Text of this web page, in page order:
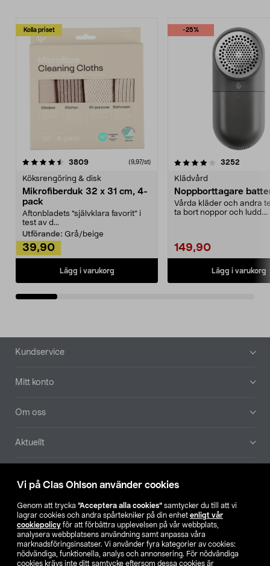
Vi på Clas Ohlson använder cookies
Genom att trycka ”Acceptera alla cookies” samtycker du till att vi
lagrar cookies och andra spårtekniker på din enhet enligt vår
cookiepolicy för att förbättra upplevelsen på vår webbplats,
analysera webbplatsens användning samt anpassa våra
marknadsföringsinsatser. Vi använder fyra kategorier av cookies:
nödvändiga, funktionella, analys och annonsering. För nödvändiga
cookies krävs inte ditt samtycke eftersom dessa cookies är
Kolla priset
3809recensioner (9,97/st)
Köksrengöring & disk
Mikrofiberduk 32 x 31 cm, 4-
pack
Aftonbladets "självklara favorit” i
test av d...
Utförande: Grå/beige
39,90
Lägg i varukorg
-25%
4.0av 5 stjärnor 3252
Klädvård
Noppborttagare
Vårda kläder och andra
ta bort noppor och ludd.
149,90
Lägg i varukorg
4.5av 5 stjärnor
Sidfot
Kundservice
Mitt konto
Om oss
Aktuellt
Hitta butik
SE NO FI